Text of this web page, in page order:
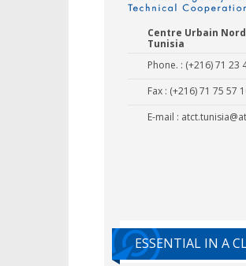
Centre Urbain Nord
Tunisia
Phone. : (+216) 71 23
Fax : (+216) 71 75 57
E-mail :
ESSENTIAL IN A